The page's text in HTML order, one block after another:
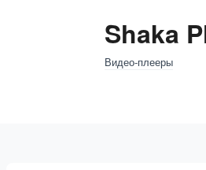
Shaka
Видео-плееры